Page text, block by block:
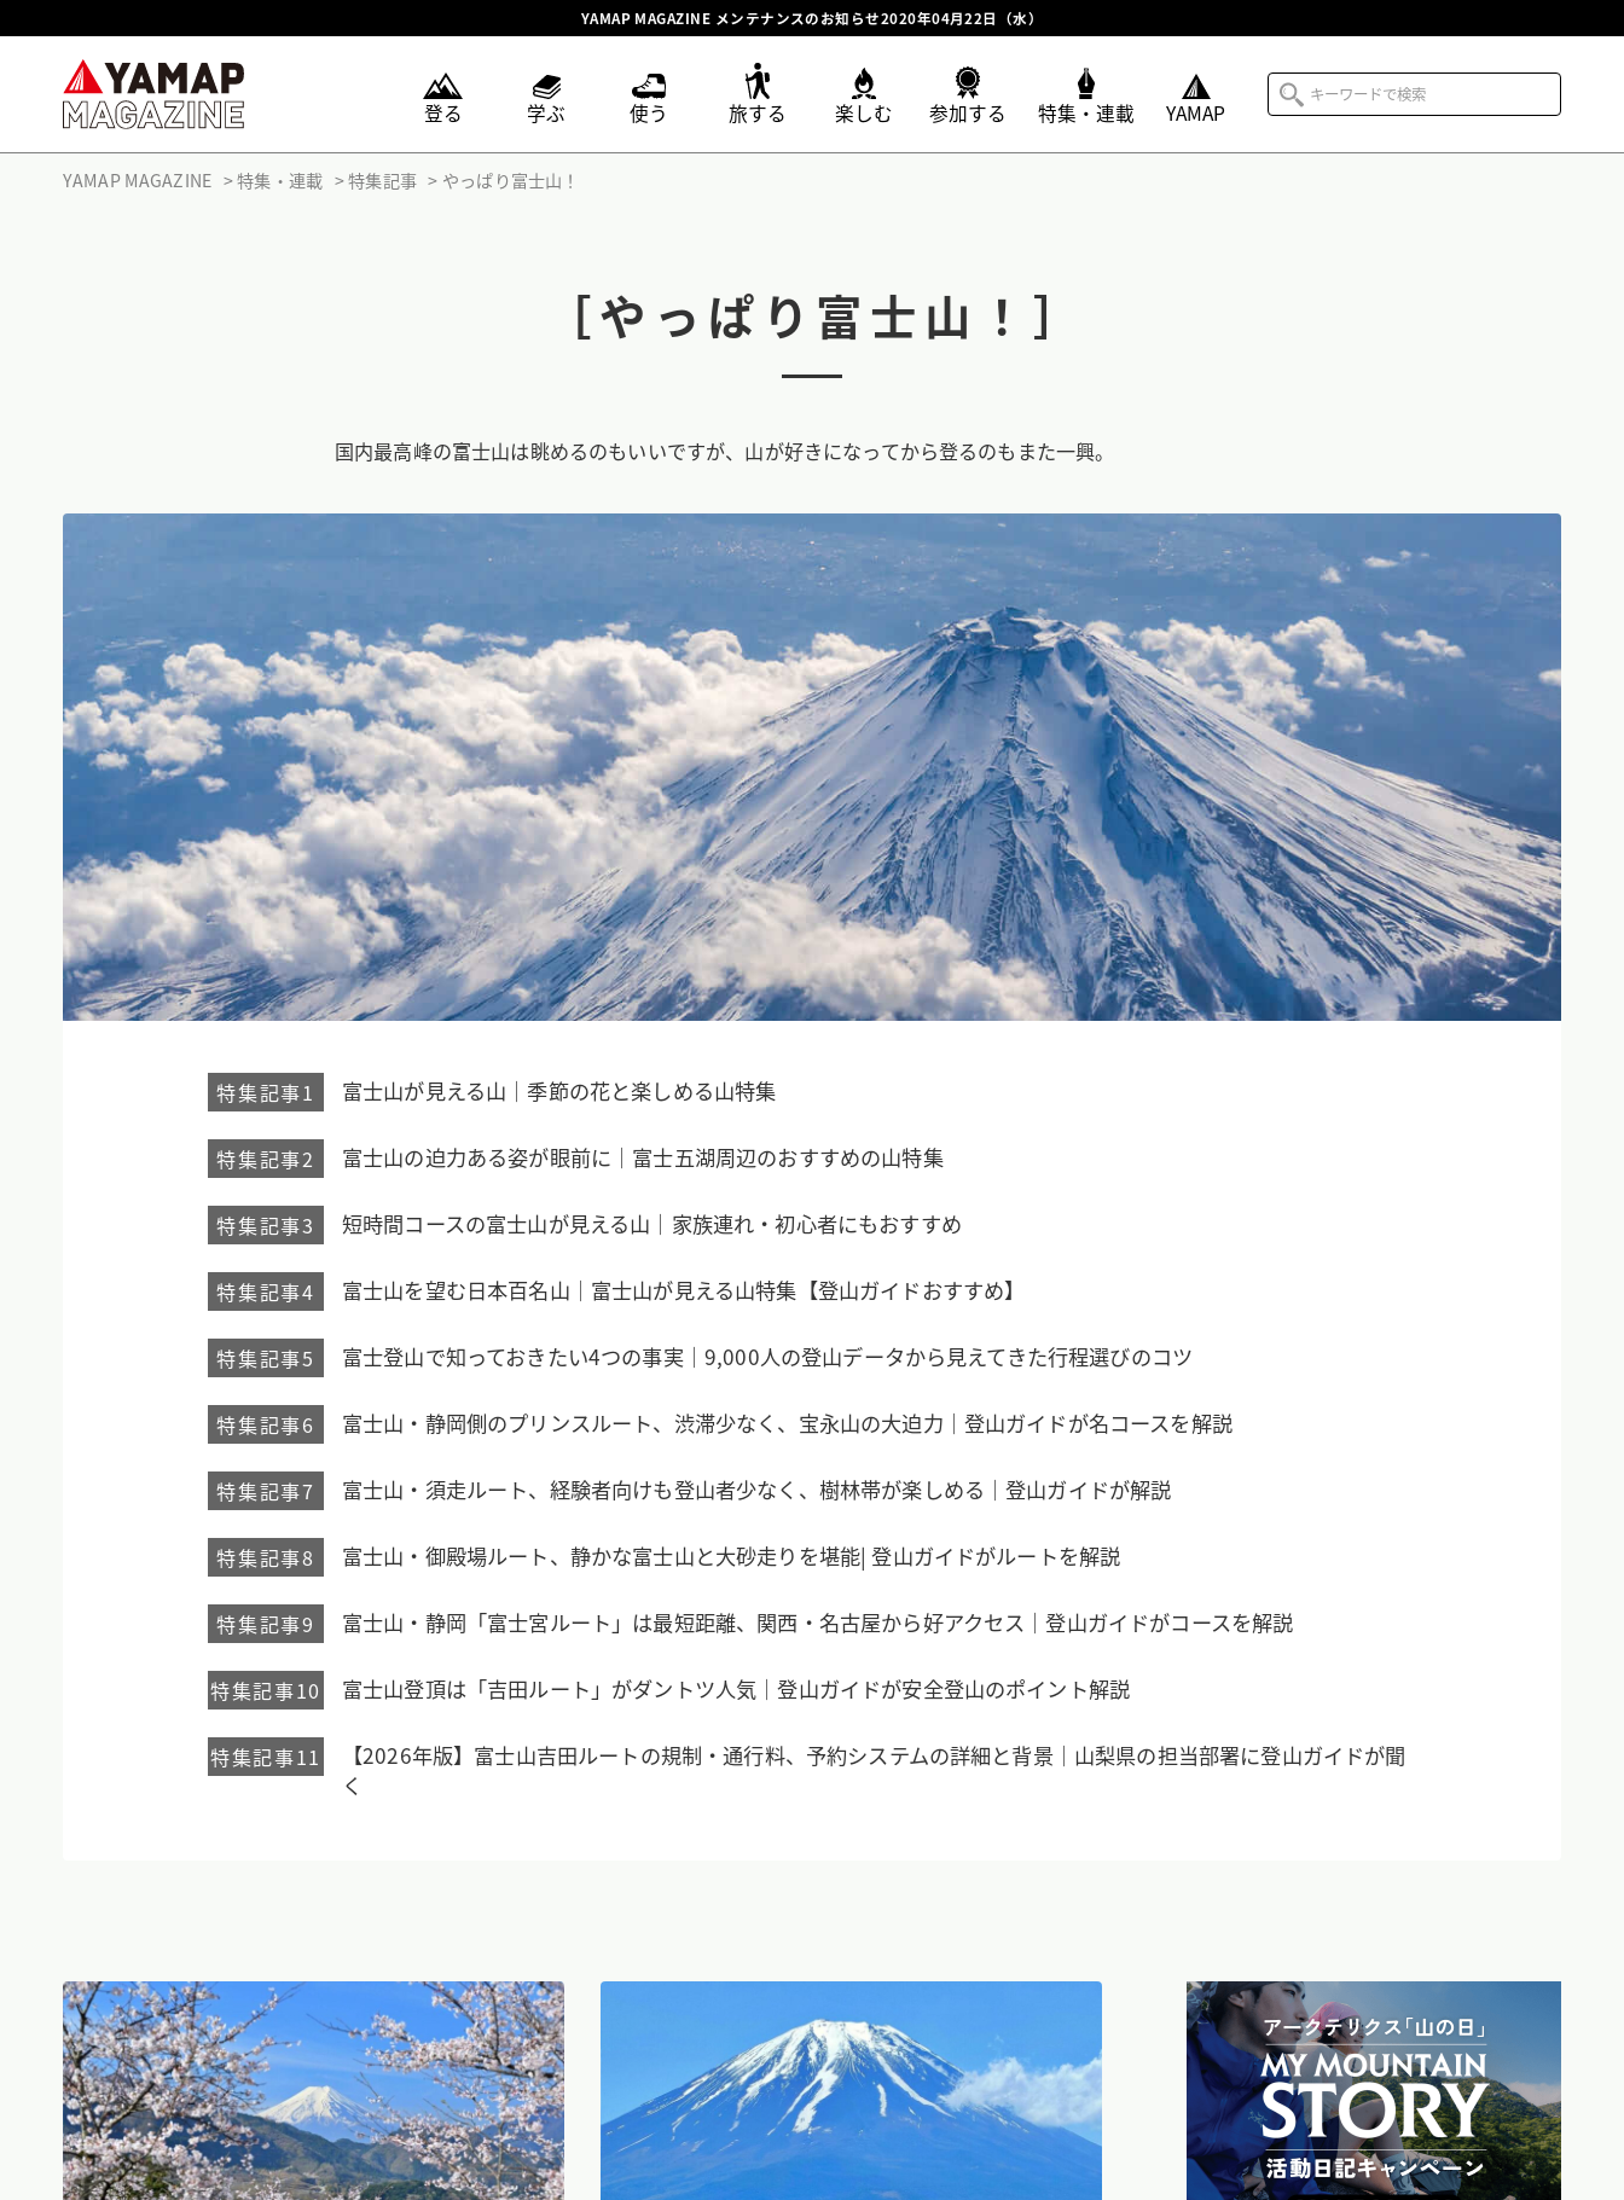
YAMAP MAGAZINE メンテナンスのお知らせ2020年04月22日（水）
登る 学ぶ 使う 旅する 楽しむ 参加する 特集・連載 YAMAP
YAMAP MAGAZINE 特集・連載 特集記事 やっぱり富士山！
［やっぱり富士山！］
国内最高峰の富士山は眺めるのもいいですが、山が好きになってから登るのもまた一興。
特集記事1 富士山が見える山｜季節の花と楽しめる山特集
特集記事2 富士山の迫力ある姿が眼前に｜富士五湖周辺のおすすめの山特集
特集記事3 短時間コースの富士山が見える山｜家族連れ・初心者にもおすすめ
特集記事4 富士山を望む日本百名山｜富士山が見える山特集【登山ガイドおすすめ】
特集記事5 富士登山で知っておきたい4つの事実｜9,000人の登山データから見えてきた行程選びのコツ
特集記事6 富士山・静岡側のプリンスルート、渋滞少なく、宝永山の大迫力｜登山ガイドが名コースを解説
特集記事7 富士山・須走ルート、経験者向けも登山者少なく、樹林帯が楽しめる｜登山ガイドが解説
特集記事8 富士山・御殿場ルート、静かな富士山と大砂走りを堪能| 登山ガイドがルートを解説
特集記事9 富士山・静岡「富士宮ルート」は最短距離、関西・名古屋から好アクセス｜登山ガイドがコースを解説
特集記事10 富士山登頂は「吉田ルート」がダントツ人気｜登山ガイドが安全登山のポイント解説
特集記事11
【2026年版】富士山吉田ルートの規制・通行料、予約システムの詳細と背景｜山梨県の担当部署に登山ガイドが聞
く